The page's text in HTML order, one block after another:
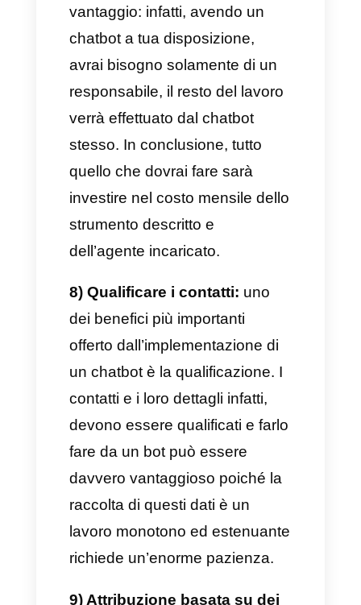
generale dell’azienda migliorerà
di conseguenza e in maniera
repentina.
4) Più contatti:un altro
importante vantaggio fornito da
questi strumenti è che, con
l’ausilio dei chatbot, possiamo
tali, raccogliendo i loro dati e
informazioni personali. Pertanto,
i tuoi contatti cresceranno
esponenzialmente, avendo la
possibilità di personalizzare
tutte le tue offerte, basandole
sulle preferenze e sui bisogni
ricercati dai tuoi clienti.
5) Esperienza quasi umana: